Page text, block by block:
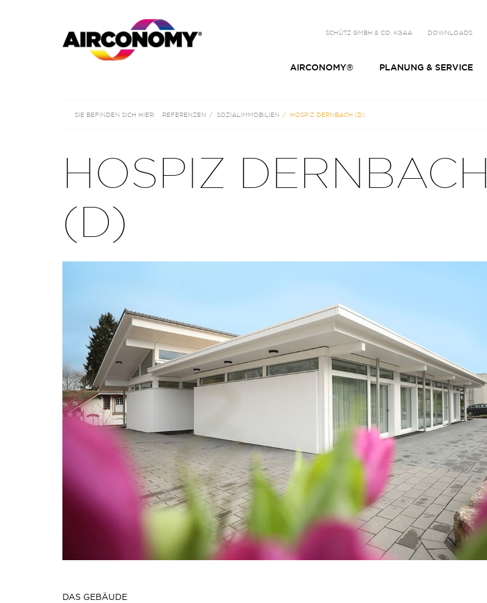
AIRCONOMY® PLANUNG & SERVICE
SCHÜTZ GMBH & CO. KGAA DOWNLOADS
REFERENZEN SOZIALIMMOBILIEN HOSPIZ DERNBACH (D)
HOSPIZ DERNBACH
(D)
DAS GEBÄUDE